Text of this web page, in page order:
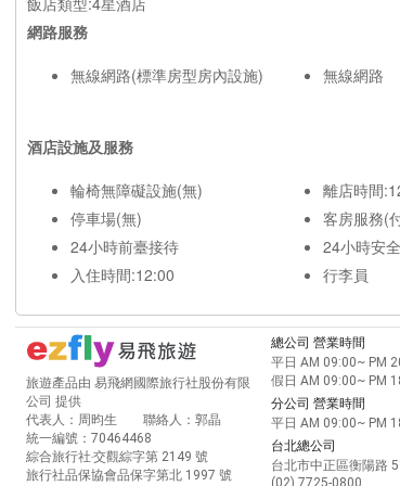
網路服務
無線網路(標準房型房內設施)
無線網路
酒店設施及服務
輪椅無障礙設施(無)
停車場(無)
24小時前臺接待
入住時間:12:00
離店時間
客房服務(
24小時安
行李員